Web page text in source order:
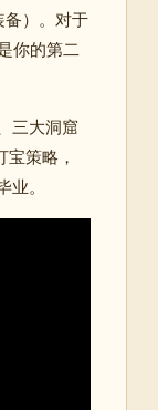
）。对于
你的第二
三大洞窟
策略，
。